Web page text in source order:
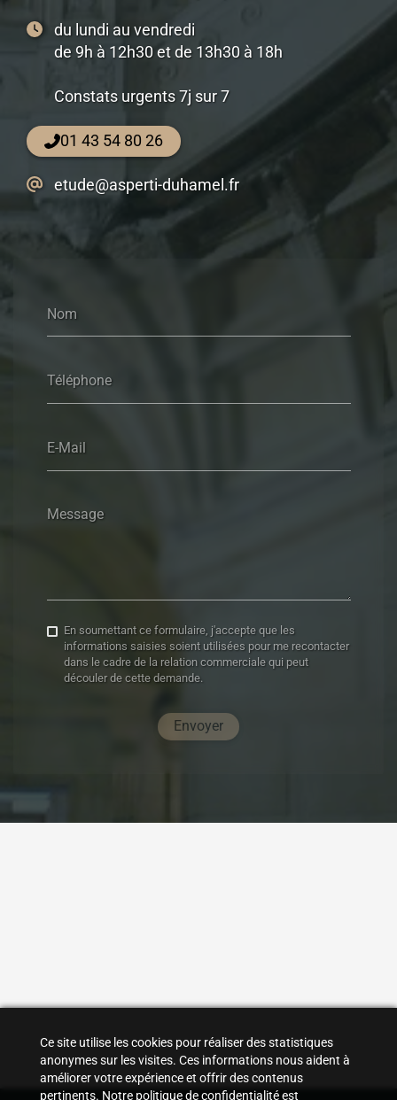
Nom
Téléphone
E-Mail
Message
En soumettant ce formulaire, j'accepte que les
informations saisies soient utilisées pour me recontacter
dans le cadre de la relation commerciale qui peut
découler de cette demande.
Envoyer
du lundi au vendredi
de 9h à 12h30 et de 13h30 à 18h
Constats urgents 7j sur 7
01 43 54 80 26
etude@asperti-duhamel.fr
Ce site utilise les cookies pour réaliser des statistiques
anonymes sur les visites. Ces informations nous aident à
améliorer votre expérience et offrir des contenus
pertinents. Notre politique de confidentialité est